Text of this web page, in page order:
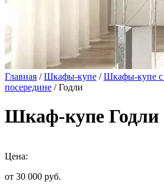
Главная /Шкафы-купе /Шкафы-купе с
посередине / Годли
Шкаф-купе Годли
Цена:
от 30 000 руб.